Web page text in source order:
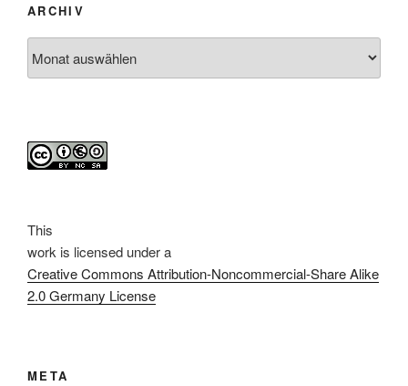
ARCHIV
This
work is licensed under a
Creative Commons Attribution-Noncommercial-Share Alike
2.0 Germany License
META